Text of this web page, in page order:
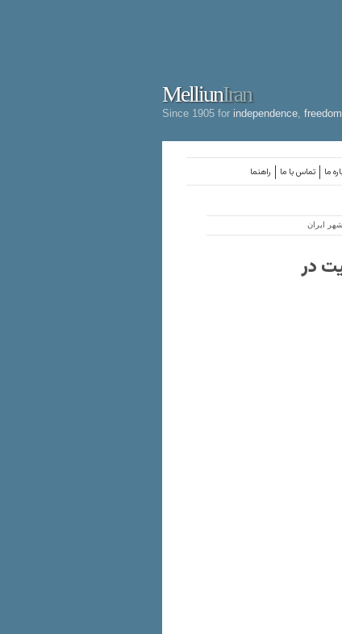
MelliunIran
Since 1905 for independence freedom
راهنما تماس با ما ما
ایران
در